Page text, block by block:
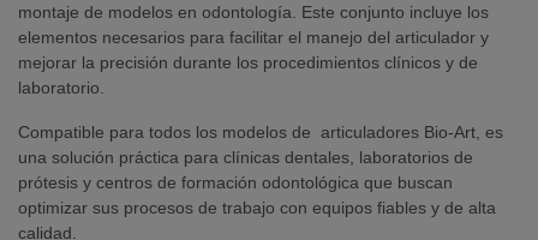
montaje de modelos en odontología. Este conjunto incluye los
elementos necesarios para facilitar el manejo del articulador y
mejorar la precisión durante los procedimientos clínicos y de
laboratorio.
Compatible para todos los modelos de articuladores Bio-Art, es
una solución práctica para clínicas dentales, laboratorios de
prótesis y centros de formación odontológica que buscan
optimizar sus procesos de trabajo con equipos fiables y de alta
calidad.